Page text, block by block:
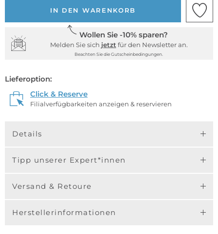
IN DEN WARENKORB
Wollen Sie -10% sparen?
Melden Sie sich jetzt für den Newsletter an.
Beachten Sie die Gutscheinbedingungen.
Lieferoption:
Click & Reserve
Filialverfügbarkeiten anzeigen & reservieren
Details
Tipp unserer Expert*innen
Versand & Retoure
Herstellerinformationen